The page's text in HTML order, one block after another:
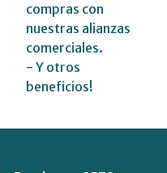
compras con
nuestras alianzas
comerciales.
- Y otros
beneficios!